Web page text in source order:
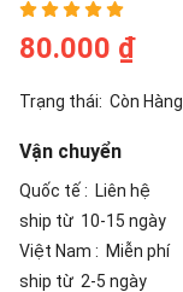
80.000 ₫
Trạng thái: Còn Hàng
Vận chuyển
Quốc tế : Liên hệ
ship từ 10-15 ngày
Việt Nam : Miễn phí
ship từ 2-5 ngày